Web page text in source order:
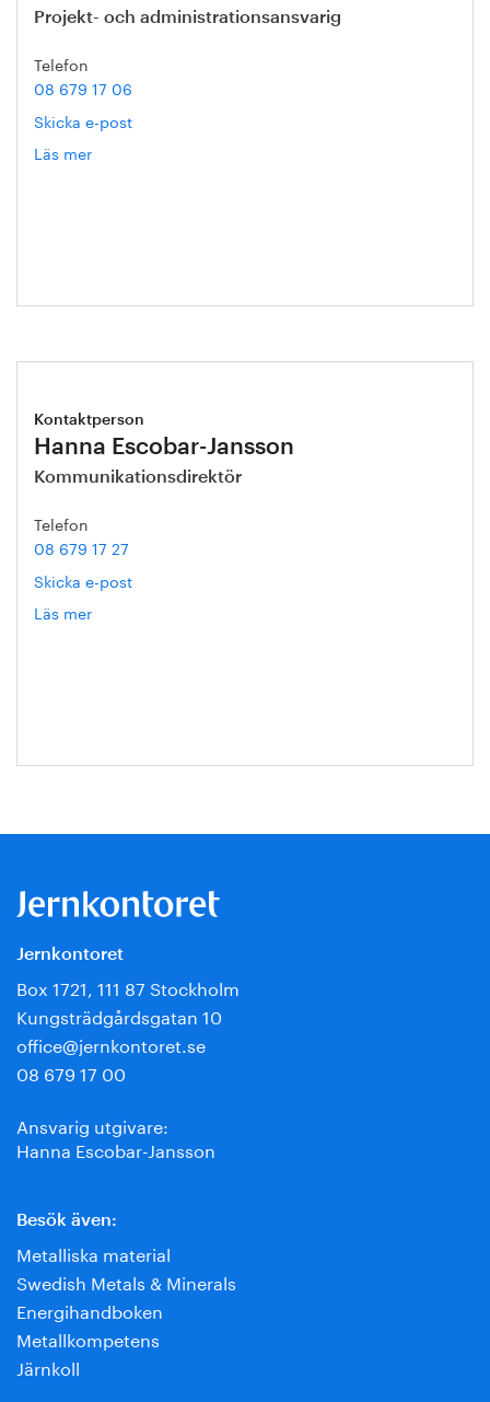
Projekt- och administrationsansvarig
Telefon
08 679 17 06
Skicka e-post
Läs mer
Kontaktperson
Hanna Escobar-Jansson
Kommunikationsdirektör
Telefon
08 679 17 27
Skicka e-post
Läs mer
Jernkontoret
Box 1721, 111 87 Stockholm
Kungsträdgårdsgatan 10
office@jernkontoret.se
08 679 17 00
Ansvarig utgivare:
Hanna Escobar-Jansson
Besök även:
Metalliska material
Swedish Metals & Minerals
Energihandboken
Metallkompetens
Järnkoll